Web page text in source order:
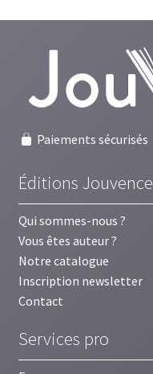
plus
ancien
Paiements sécurisés
Éditions Jouvence
Qui sommes-nous ?
Vous êtes auteur ?
Notre catalogue
Inscription newsletter
Contact
Services pro